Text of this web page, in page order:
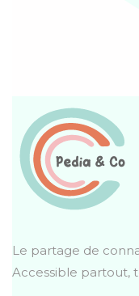
Le partage de
Accessible partout,